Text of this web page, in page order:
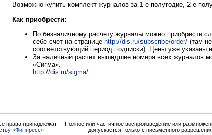
Возможно купить комплект журналов за 1-е полугодие, 2-е
Как приобрести:
По безналичному расчету журналы можно приобрести
себе счет на странице http://dis.ru/subscribe/order/ (там
соответствующий период подписки). Цены уже указаны
За наличный расчет вышедшие номера всех журналов
«Сигма».
http://dis.ru/sigma/
права принадлежат
«Финпресс»
Полное или частичное воспроизведение или
допускается только с письменного